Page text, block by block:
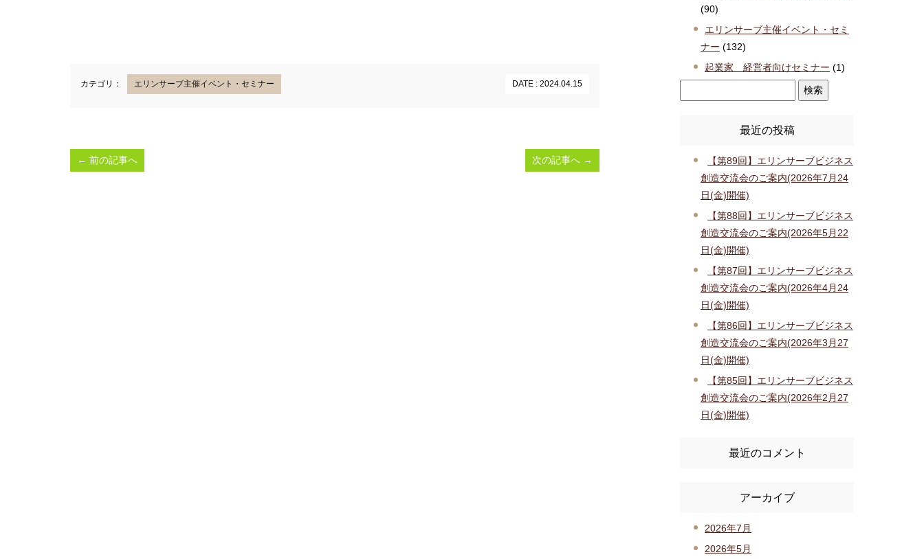
カテゴリ： エリンサーブ主催イベント・セミナー DATE : 2024.04.15
← 前の記事へ 次の記事へ →
(90)
エリンサーブ主催イベント・セミ
ナー (132)
起業家 経営者向けセミナー (1)
最近の投稿
【第89回】エリンサーブビジネス
創造交流会のご案内(2026年7月24
日(金)開催)
【第88回】エリンサーブビジネス
創造交流会のご案内(2026年5月22
日(金)開催)
【第87回】エリンサーブビジネス
創造交流会のご案内(2026年4月24
日(金)開催)
【第86回】エリンサーブビジネス
創造交流会のご案内(2026年3月27
日(金)開催)
【第85回】エリンサーブビジネス
創造交流会のご案内(2026年2月27
日(金)開催)
最近のコメント
アーカイブ
2026年7月
2026年5月